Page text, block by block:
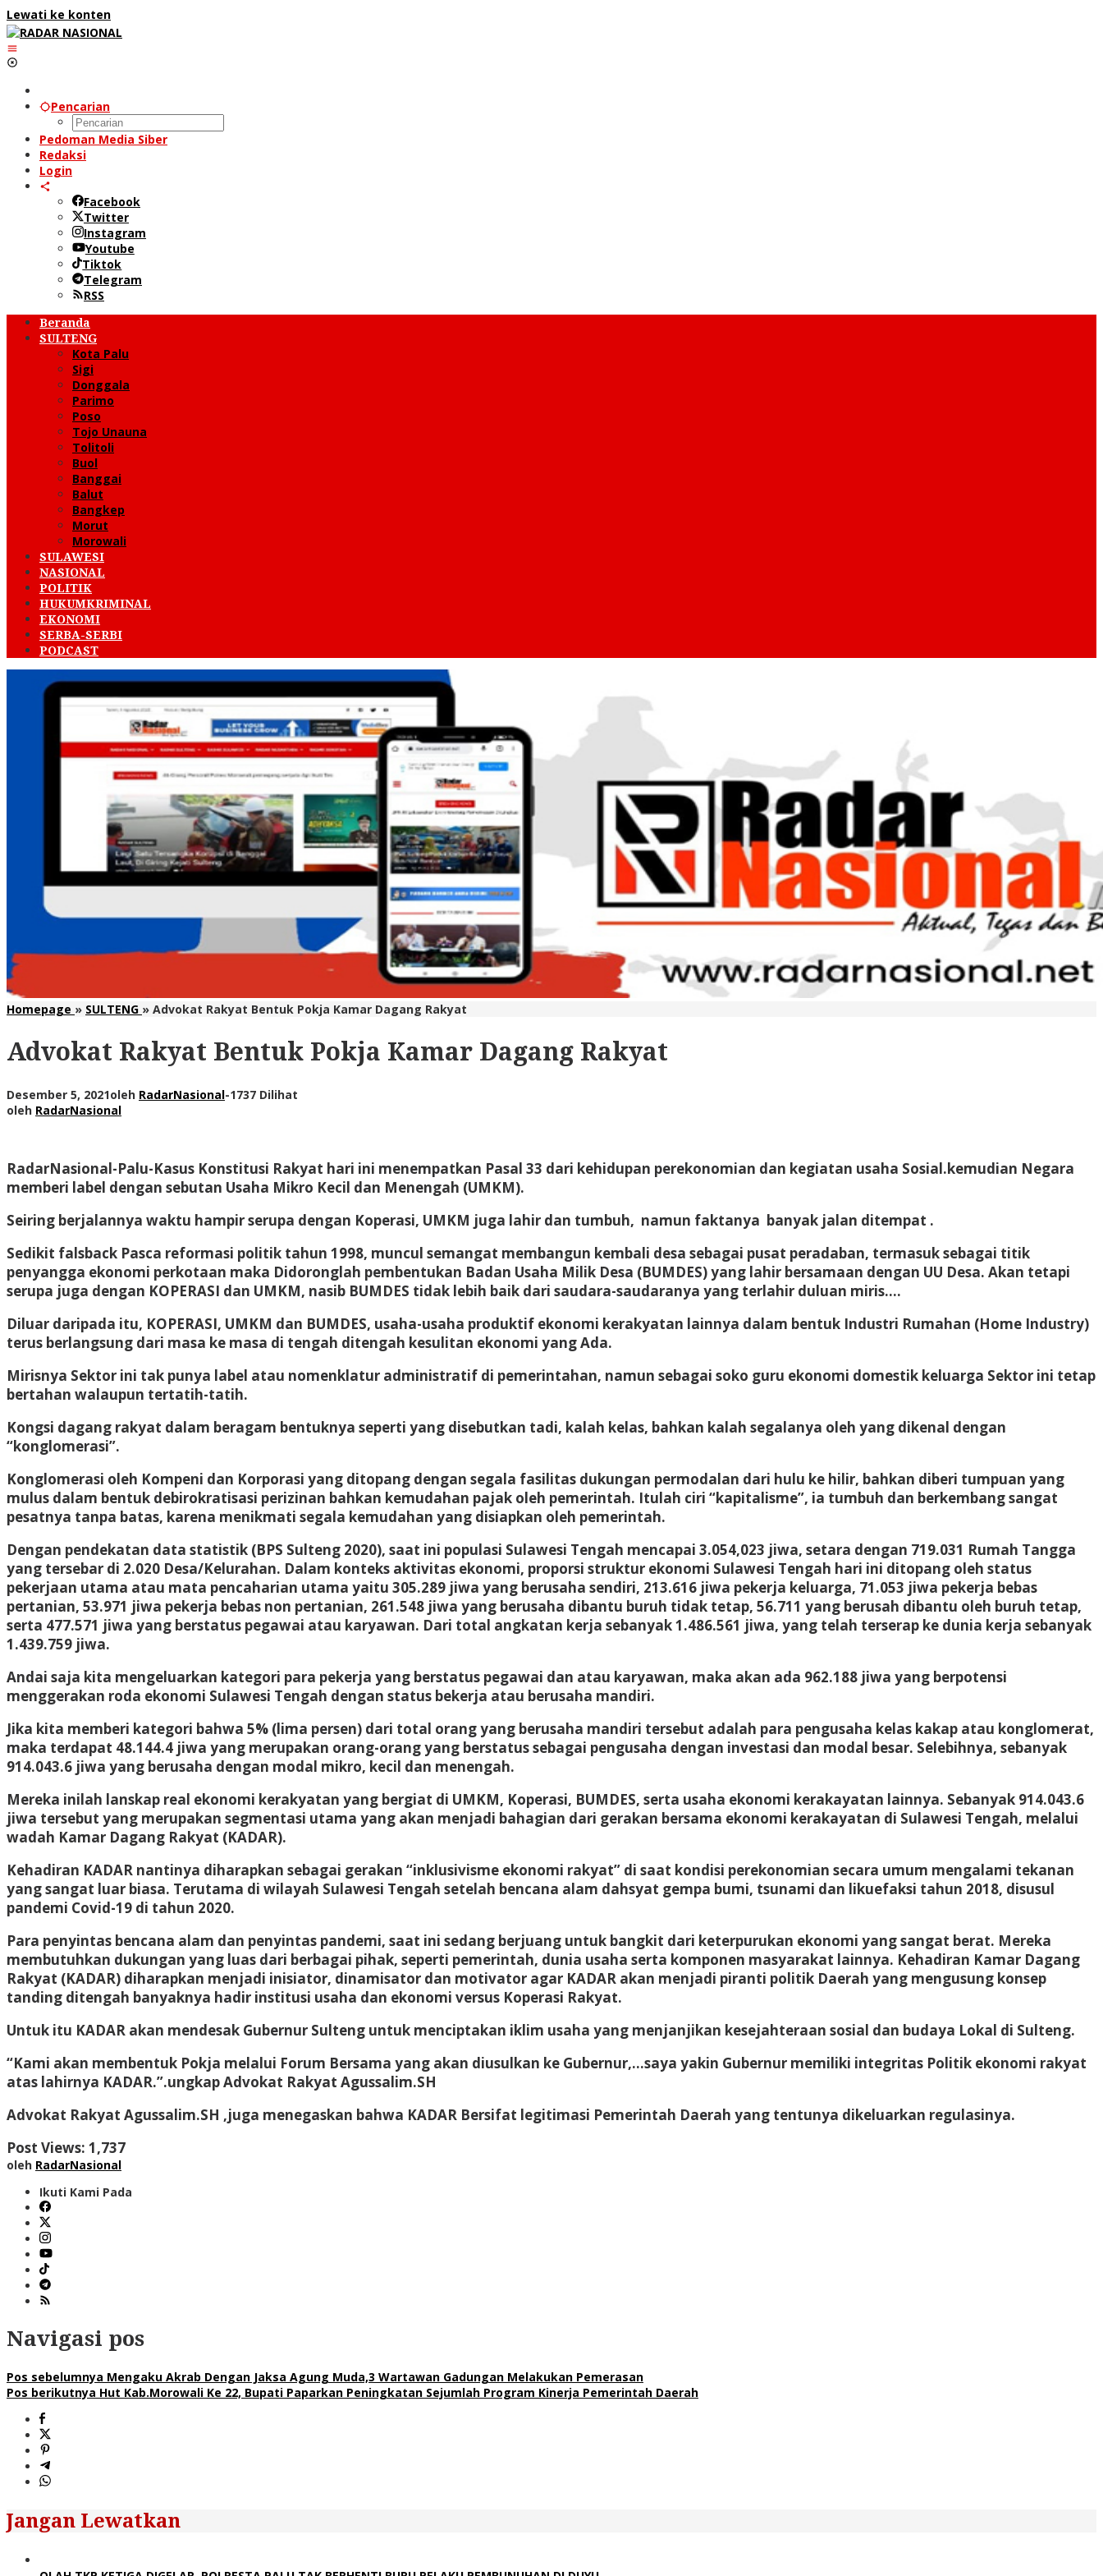
Lewati ke konten
Pencarian
Pedoman Media Siber
Redaksi
Login
Facebook
Twitter
Instagram
Youtube
Tiktok
Telegram
RSS
Beranda
SULTENG
Kota Palu
Sigi
Donggala
Parimo
Poso
Tojo Unauna
Tolitoli
Buol
Banggai
Balut
Bangkep
Morut
Morowali
SULAWESI
NASIONAL
POLITIK
HUKUMKRIMINAL
EKONOMI
SERBA-SERBI
PODCAST
Homepage » SULTENG » Advokat Rakyat Bentuk Pokja Kamar Dagang Rakyat
Advokat Rakyat Bentuk Pokja Kamar Dagang Rakyat
Desember 5, 2021oleh RadarNasional-1737 Dilihat
oleh RadarNasional
RadarNasional-Palu-Kasus Konstitusi Rakyat hari ini menempatkan Pasal 33 dari kehidupan perekonomian dan kegiatan usaha Sosial.kemudian Negara
memberi label dengan sebutan Usaha Mikro Kecil dan Menengah (UMKM).
Seiring berjalannya waktu hampir serupa dengan Koperasi, UMKM juga lahir dan tumbuh, namun faktanya banyak jalan ditempat .
Sedikit falsback Pasca reformasi politik tahun 1998, muncul semangat membangun kembali desa sebagai pusat peradaban, termasuk sebagai titik
penyangga ekonomi perkotaan maka Didoronglah pembentukan Badan Usaha Milik Desa (BUMDES) yang lahir bersamaan dengan UU Desa. Akan tetapi
serupa juga dengan KOPERASI dan UMKM, nasib BUMDES tidak lebih baik dari saudara-saudaranya yang terlahir duluan miris….
Diluar daripada itu, KOPERASI, UMKM dan BUMDES, usaha-usaha produktif ekonomi kerakyatan lainnya dalam bentuk Industri Rumahan (Home Industry)
terus berlangsung dari masa ke masa di tengah ditengah kesulitan ekonomi yang Ada.
Mirisnya Sektor ini tak punya label atau nomenklatur administratif di pemerintahan, namun sebagai soko guru ekonomi domestik keluarga Sektor ini tetap
bertahan walaupun tertatih-tatih.
Kongsi dagang rakyat dalam beragam bentuknya seperti yang disebutkan tadi, kalah kelas, bahkan kalah segalanya oleh yang dikenal dengan
“konglomerasi”.
Konglomerasi oleh Kompeni dan Korporasi yang ditopang dengan segala fasilitas dukungan permodalan dari hulu ke hilir, bahkan diberi tumpuan yang
mulus dalam bentuk debirokratisasi perizinan bahkan kemudahan pajak oleh pemerintah. Itulah ciri “kapitalisme”, ia tumbuh dan berkembang sangat
pesatnya tanpa batas, karena menikmati segala kemudahan yang disiapkan oleh pemerintah.
Dengan pendekatan data statistik (BPS Sulteng 2020), saat ini populasi Sulawesi Tengah mencapai 3.054,023 jiwa, setara dengan 719.031 Rumah Tangga
yang tersebar di 2.020 Desa/Kelurahan. Dalam konteks aktivitas ekonomi, proporsi struktur ekonomi Sulawesi Tengah hari ini ditopang oleh status
pekerjaan utama atau mata pencaharian utama yaitu 305.289 jiwa yang berusaha sendiri, 213.616 jiwa pekerja keluarga, 71.053 jiwa pekerja bebas
pertanian, 53.971 jiwa pekerja bebas non pertanian, 261.548 jiwa yang berusaha dibantu buruh tidak tetap, 56.711 yang berusah dibantu oleh buruh tetap,
serta 477.571 jiwa yang berstatus pegawai atau karyawan. Dari total angkatan kerja sebanyak 1.486.561 jiwa, yang telah terserap ke dunia kerja sebanyak
1.439.759 jiwa.
Andai saja kita mengeluarkan kategori para pekerja yang berstatus pegawai dan atau karyawan, maka akan ada 962.188 jiwa yang berpotensi
menggerakan roda ekonomi Sulawesi Tengah dengan status bekerja atau berusaha mandiri.
Jika kita memberi kategori bahwa 5% (lima persen) dari total orang yang berusaha mandiri tersebut adalah para pengusaha kelas kakap atau konglomerat,
maka terdapat 48.144.4 jiwa yang merupakan orang-orang yang berstatus sebagai pengusaha dengan investasi dan modal besar. Selebihnya, sebanyak
914.043.6 jiwa yang berusaha dengan modal mikro, kecil dan menengah.
Mereka inilah lanskap real ekonomi kerakyatan yang bergiat di UMKM, Koperasi, BUMDES, serta usaha ekonomi kerakayatan lainnya. Sebanyak 914.043.6
jiwa tersebut yang merupakan segmentasi utama yang akan menjadi bahagian dari gerakan bersama ekonomi kerakayatan di Sulawesi Tengah, melalui
wadah Kamar Dagang Rakyat (KADAR).
Kehadiran KADAR nantinya diharapkan sebagai gerakan “inklusivisme ekonomi rakyat” di saat kondisi perekonomian secara umum mengalami tekanan
yang sangat luar biasa. Terutama di wilayah Sulawesi Tengah setelah bencana alam dahsyat gempa bumi, tsunami dan likuefaksi tahun 2018, disusul
pandemi Covid-19 di tahun 2020.
Para penyintas bencana alam dan penyintas pandemi, saat ini sedang berjuang untuk bangkit dari keterpurukan ekonomi yang sangat berat. Mereka
membutuhkan dukungan yang luas dari berbagai pihak, seperti pemerintah, dunia usaha serta komponen masyarakat lainnya. Kehadiran Kamar Dagang
Rakyat (KADAR) diharapkan menjadi inisiator, dinamisator dan motivator agar KADAR akan menjadi piranti politik Daerah yang mengusung konsep
tanding ditengah banyaknya hadir institusi usaha dan ekonomi versus Koperasi Rakyat.
Untuk itu KADAR akan mendesak Gubernur Sulteng untuk menciptakan iklim usaha yang menjanjikan kesejahteraan sosial dan budaya Lokal di Sulteng.
“Kami akan membentuk Pokja melalui Forum Bersama yang akan diusulkan ke Gubernur,…saya yakin Gubernur memiliki integritas Politik ekonomi rakyat
atas lahirnya KADAR.”.ungkap Advokat Rakyat Agussalim.SH
Advokat Rakyat Agussalim.SH ,juga menegaskan bahwa KADAR Bersifat legitimasi Pemerintah Daerah yang tentunya dikeluarkan regulasinya.
Post Views: 1,737
oleh RadarNasional
Ikuti Kami Pada
Navigasi pos
Pos sebelumnya Mengaku Akrab Dengan Jaksa Agung Muda,3 Wartawan Gadungan Melakukan Pemerasan
Pos berikutnya Hut Kab.Morowali Ke 22, Bupati Paparkan Peningkatan Sejumlah Program Kinerja Pemerintah Daerah
Jangan Lewatkan